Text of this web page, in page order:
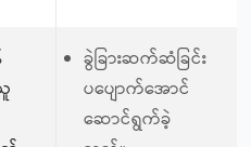
ခွဲခြားဆက်ဆံခြင်း
ပပျောက်အောင်
ဆောင်ရွက်ခဲ့